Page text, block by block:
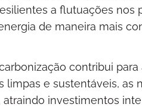
a flutuações nos
de maneira mais
contribui
limpas e sustentáveis,
atraindo investimentos